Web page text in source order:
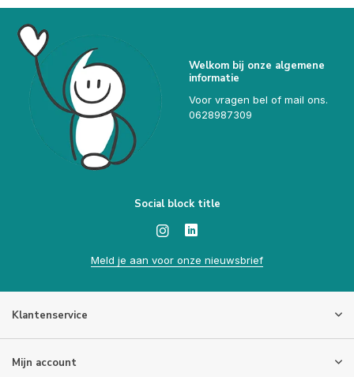
Welkom bij onze algemene
informatie
Voor vragen bel of mail ons.
0628987309
Social block title
Meld je aan voor onze nieuwsbrief
Klantenservice
Mijn account